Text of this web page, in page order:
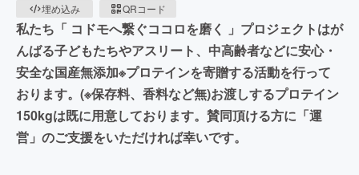
埋め込み
QRコード
私たち「 コドモへ繋ぐココロを磨く 」プロジェクトはが
んばる子どもたちやアスリート、中高齢者などに安心・
安全な国産無添加※プロテインを寄贈する活動を行って
おります。(※保存料、香料など無)お渡しするプロテイン
150kgは既に用意しております。賛同頂ける方に「運
営」のご支援をいただければ幸いです。